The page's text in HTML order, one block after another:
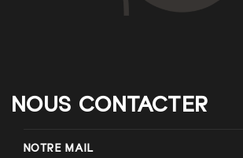
NOUS CONTACTER
NOTRE MAIL